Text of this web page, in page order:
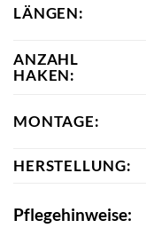
LÄNGEN:
ANZAHL
HAKEN:
MONTAGE:
HERSTELLUNG:
Pflegehinweise: